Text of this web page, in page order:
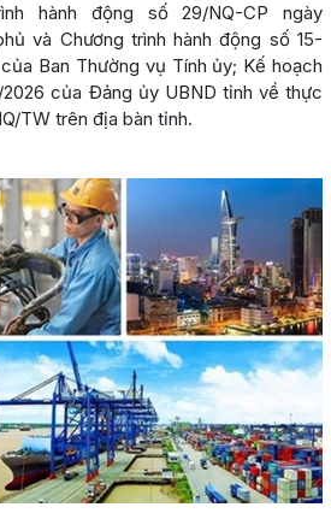
hành động số 29/NQ-CP ngày
và Chương trình hành động số 15-
Ban Thường vụ Tính ủy; Kế hoạch
của Đảng ủy UBND tỉnh về thực
TW trên địa bàn tỉnh.